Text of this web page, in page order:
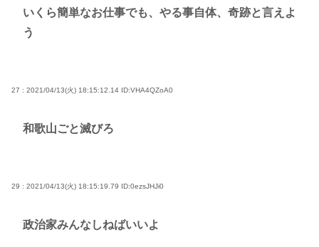
いくら簡単なお仕事でも、やる事自体、奇跡と言えよ
う
27 : 2021/04/13(火) 18:15:12.14 ID:VHA4QZoA0
和歌山ごと滅びろ
29 : 2021/04/13(火) 18:15:19.79 ID:0ezsJHJi0
政治家みんなしねばいいよ